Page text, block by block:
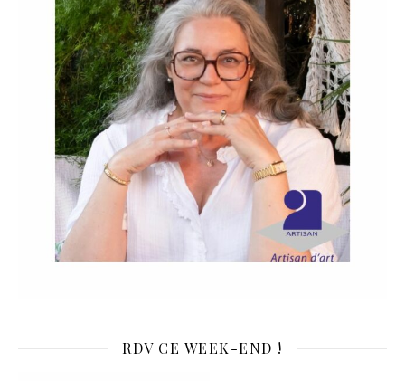
RDV CE WEEK-END !